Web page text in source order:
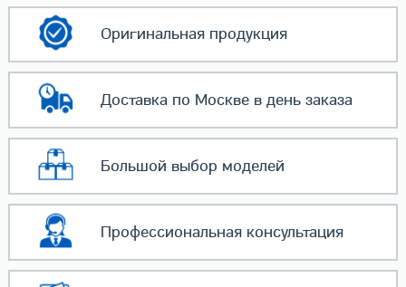
Оригинальнаяпродукция
Доставка по Москвев день заказа
Большой выбор моделей
Профессиональнаяконсультация